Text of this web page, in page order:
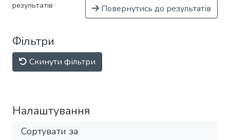
результатів Повернутись до результатів
Фільтри
Скинути фільтри
Налаштування
Сортувати за